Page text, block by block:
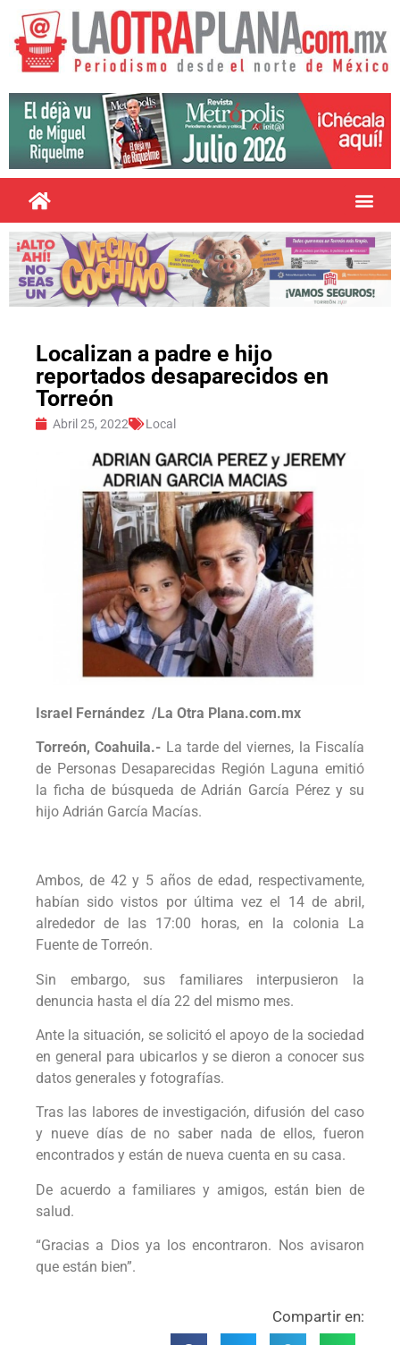
Localizan a padre e hijo
reportados desaparecidos en
Torreón
Abril 25, 2022 Local
Israel Fernández /La Otra Plana.com.mx
Torreón, Coahuila.- La tarde del viernes, la Fiscalía
de Personas Desaparecidas Región Laguna emitió
la ficha de búsqueda de Adrián García Pérez y su
hijo Adrián García Macías.
Ambos, de 42 y 5 años de edad, respectivamente,
habían sido vistos por última vez el 14 de abril,
alrededor de las 17:00 horas, en la colonia La
Fuente de Torreón.
Sin embargo, sus familiares interpusieron la
denuncia hasta el día 22 del mismo mes.
Ante la situación, se solicitó el apoyo de la sociedad
en general para ubicarlos y se dieron a conocer sus
datos generales y fotografías.
Tras las labores de investigación, difusión del caso
y nueve días de no saber nada de ellos, fueron
encontrados y están de nueva cuenta en su casa.
De acuerdo a familiares y amigos, están bien de
salud.
“Gracias a Dios ya los encontraron. Nos avisaron
que están bien”.
Compartir en: